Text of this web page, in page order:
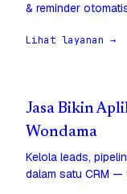
& reminder
Lihat layanan →
Jasa Bikin
Wondama
Kelola leads,
dalam satu CRM